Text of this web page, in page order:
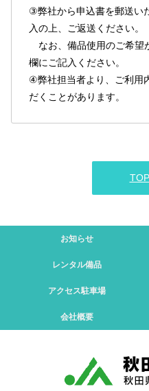
③弊社から申込書を郵送い
入の上、ご返送ください。
なお、備品使用のご希望
欄にご記入ください。
④弊社担当者より、ご利用
だくことがあります。
お知らせ
レンタル備品
アクセス駐車場
会社概要